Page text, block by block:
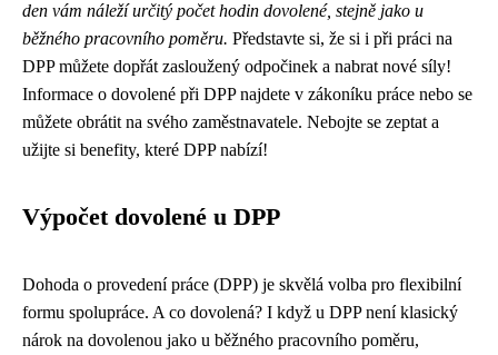
den vám náleží určitý počet hodin dovolené, stejně jako u
běžného pracovního poměru. Představte si, že si i při práci na
DPP můžete dopřát zasloužený odpočinek a nabrat nové síly!
Informace o dovolené při DPP najdete v zákoníku práce nebo se
můžete obrátit na svého zaměstnavatele. Nebojte se zeptat a
užijte si benefity, které DPP nabízí!
Výpočet dovolené u DPP
Dohoda o provedení práce (DPP) je skvělá volba pro flexibilní
formu spolupráce. A co dovolená? I když u DPP není klasický
nárok na dovolenou jako u běžného pracovního poměru,